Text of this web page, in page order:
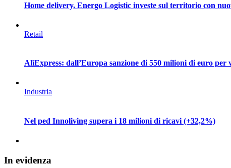
Home delivery, Energo Logistic investe sul territorio con
Retail
AlìExpress: dall’Europa sanzione di 550 milioni di euro
Industria
Nel ped Innoliving supera i 18 milioni di ricavi (+32,2%)
In evidenza